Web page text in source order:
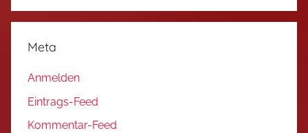
Meta
Anmelden
Eintrags-Feed
Kommentar-Feed